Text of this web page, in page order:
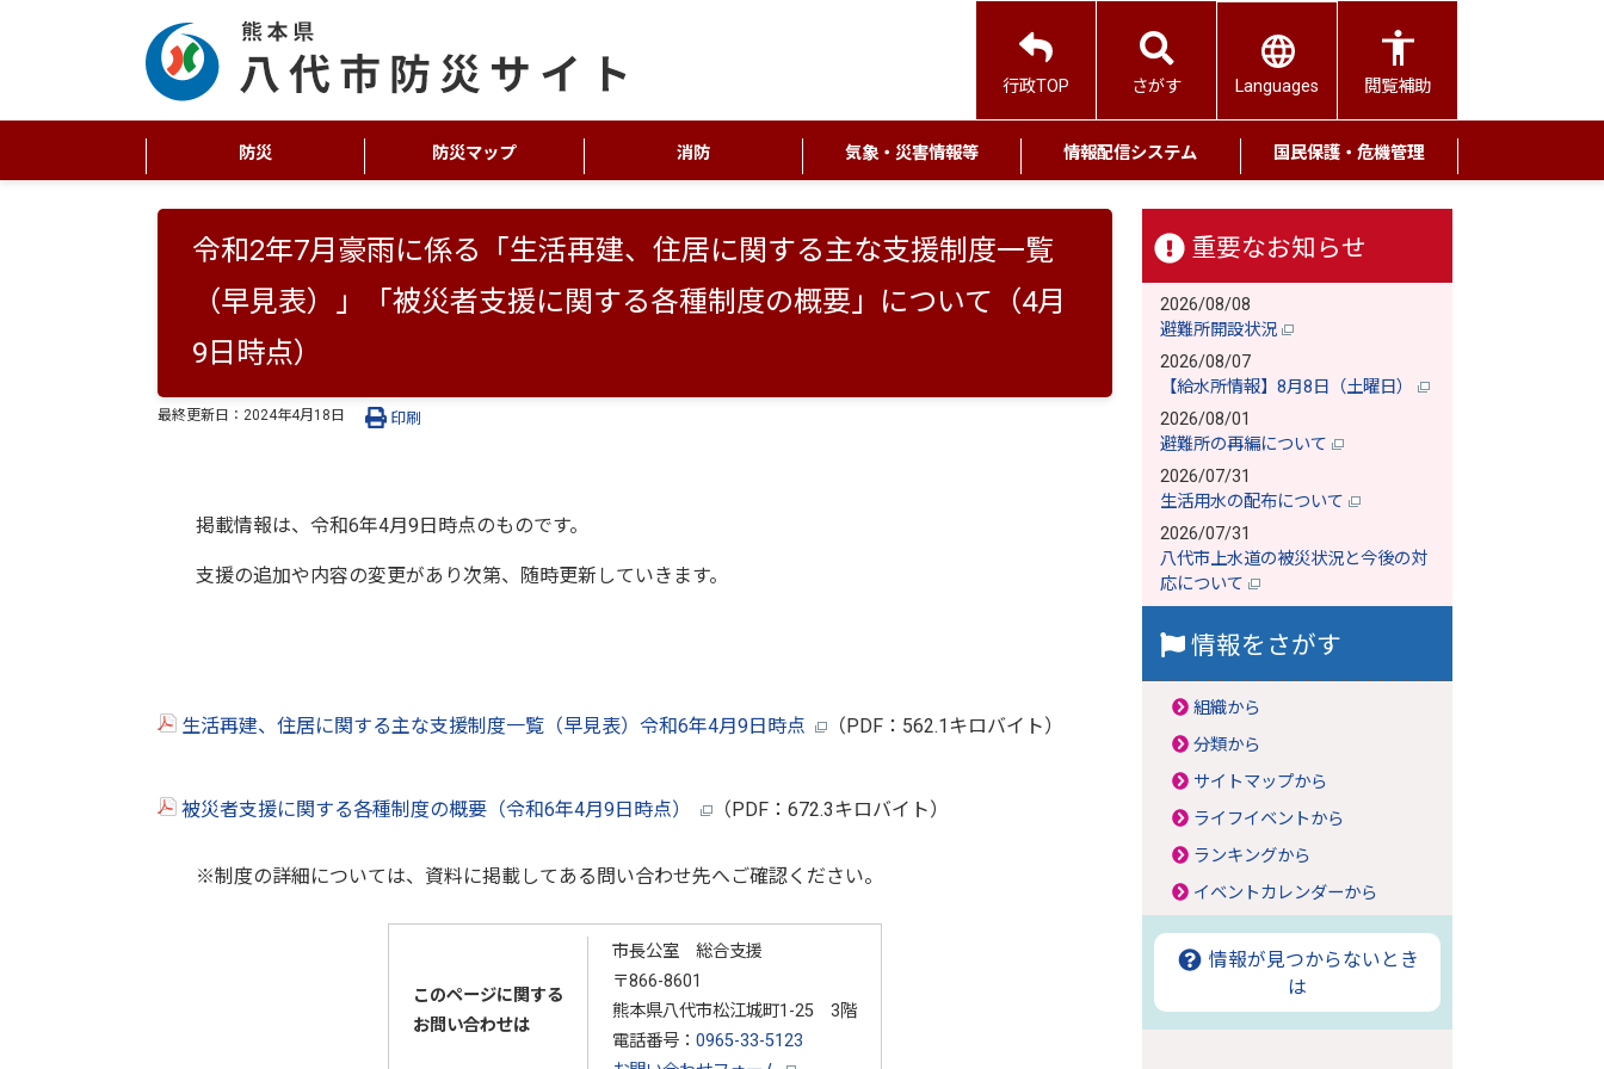
行政TOP さがす Languages 閲覧補助
防災 防災マップ 消防 気象・災害情報等 情報配信システム 国民保護・危機管理
令和2年7月豪雨に係る「生活再建、住居に関する主な支援制度一覧
（早見表）」「被災者支援に関する各種制度の概要」について（4月
9日時点）
最終更新日： 2024年4月18日 印刷
掲載情報は、令和6年4月9⽇時点のものです。
支援の追加や内容の変更があり次第、随時更新していきます。
生活再建、住居に関する主な支援制度一覧（早見表）令和6年4月9日時点 （PDF：562.1キロバイト）
被災者支援に関する各種制度の概要（令和6年4月9日時点） （PDF：672.3キロバイト）
※制度の詳細については、資料に掲載してある問い合わせ先へご確認ください。
このページに関する
お問い合わせは
市長公室 総合支援
〒866-8601
熊本県八代市松江城町1-25 3階
電話番号： 0965-33-5123
重要なお知らせ
2026/08/08
避難所開設状況
2026/08/07
【給水所情報】8月8日（土曜日）
2026/08/01
避難所の再編について
2026/07/31
生活用水の配布について
2026/07/31
八代市上水道の被災状況と今後の対
応について
情報をさがす
組織から
分類から
サイトマップから
ライフイベントから
ランキングから
イベントカレンダーから
情報が見つからないとき
は